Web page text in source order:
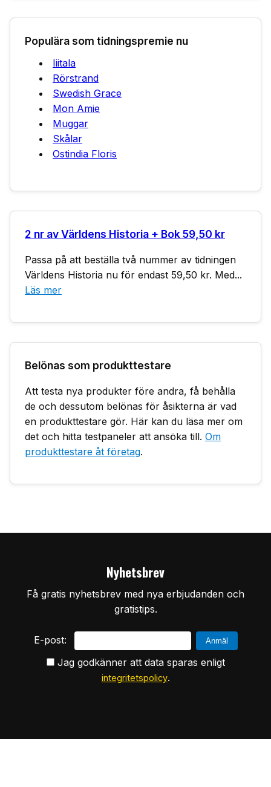
Populära som tidningspremie nu
Iiitala
Rörstrand
Swedish Grace
Mon Amie
Muggar
Skålar
Ostindia Floris
2 nr av Världens Historia + Bok 59,50 kr
Passa på att beställa två nummer av tidningen
Världens Historia nu för endast 59,50 kr. Med...
Läs mer
Belönas som produkttestare
Att testa nya produkter före andra, få behålla
de och dessutom belönas för åsikterna är vad
en produkttestare gör. Här kan du läsa mer om
det och hitta testpaneler att ansöka till. Om
produkttestare åt företag.
Nyhetsbrev
Få gratis nyhetsbrev med nya erbjudanden och
gratistips.
E-post:
Jag godkänner att data sparas enligt
integritetspolicy.